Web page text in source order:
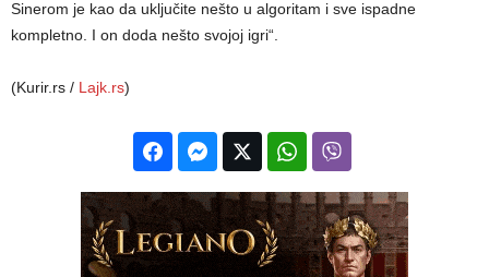
Sinerom je kao da uključite nešto u algoritam i sve ispadne
kompletno. I on doda nešto svojoj igri“.
(Kurir.rs / Lajk.rs)